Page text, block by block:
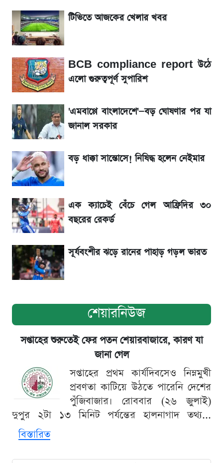
শেখ হাসিনার দেশে ফেরা নিয়ে যা বললেন রুমিন
ফারহানা
রেকর্ড
শেয়ার বিজকে লিগ্যাল নোটিশ পাঠাল রবি, শুরু নতুন
বিতর্ক
রবির বড় সাফল্য! আয় কম বাড়লেও রেকর্ড মুনাফা ও
গ্রাহক বৃদ্ধি
সৌদিতে বাংলাদেশিদের আকামা নবায়নে বদলে গেল
শেখ হাসিনার বক্তব্য ঘিরে ভারতকে কড়া বার্তা
টিভিতে আজকের খেলার খবর
BCB compliance report উঠে
এলো গুরুত্বপূর্ণ সুপারিশ
'এমবাপ্পে বাংলাদেশে'—বড় ঘোষণার পর যা
জানাল সরকার
বড় ধাক্কা সান্তোসে! নিষিদ্ধ হলেন নেইমার
এক ক্যাচেই বেঁচে গেল আফ্রিদির ৩০
বছরের রেকর্ড
সূর্যবংশীর ঝড়ে রানের পাহাড় গড়ল ভারত
শেয়ারনিউজ
সপ্তাহের শুরুতেই ফের পতন শেয়ারবাজারে, কারণ যা
জানা গেল
সপ্তাহের প্রথম কার্যদিবসেও নিম্নমুখী
প্রবণতা কাটিয়ে উঠতে পারেনি দেশের
পুঁজিবাজার। রোববার (২৬ জুলাই)
দুপুর ২টা ১৩ মিনিট পর্যন্তের হালনাগাদ তথ্য...
বিস্তারিত